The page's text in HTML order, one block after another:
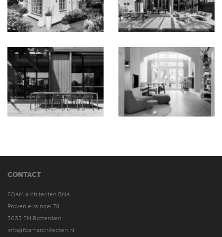
CONTACT
FOAM architecten BNA
Provenierssingel 78
3033 EN Rotterdam
info@foamarchitecten.nl